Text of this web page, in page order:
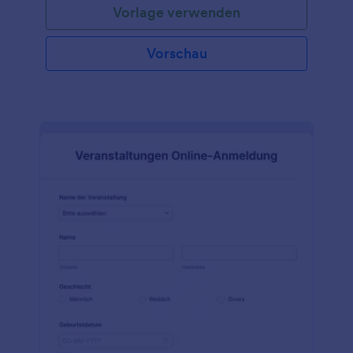
Vorlage verwenden
Vorschau